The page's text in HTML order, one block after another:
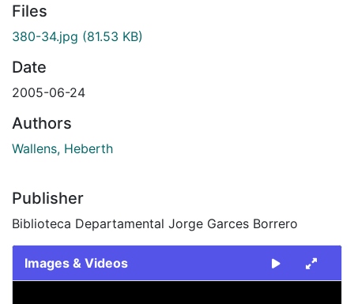
Files
380-34.jpg (81.53 KB)
Date
2005-06-24
Authors
Wallens, Heberth
Publisher
Biblioteca Departamental Jorge Garces Borrero
Images & Videos